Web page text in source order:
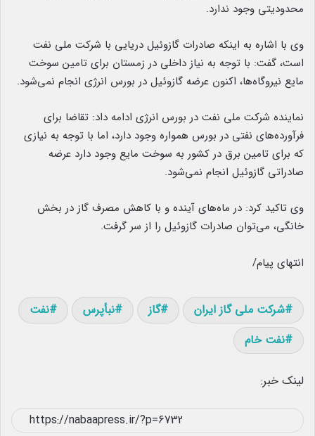
محدودیتی وجود ندارد.
وی با اشاره به اینکه صادرات گازوئیل دریایی با شرکت ملی نفت
است، گفت: با توجه به نیاز داخلی در زمستان برای تامین سوخت
مایع نیروگاه‌ها، اکنون عرضه گازوئیل در بورس انرژی انجام نمی‌شود.
نماینده شرکت ملی نفت در بورس انرژی ادامه داد: تقاضا برای
فرآورده‌های نفتی در بورس همواره وجود دارد، اما با توجه به نیازی
که برای تامین برق در کشور به سوخت مایع وجود دارد عرضه
صادراتی گازوئیل انجام نمی‌شود.
وی تاکید کرد: در ماه‌های آینده و با کاهش مصرف گاز در بخش
خانگی، می‌توان صادرات گازوئیل را از سر گرفت.
انتهای پیام/
شرکت ملی گاز ایران گاز نبأپرس
نفت
نفت خام
لینک خبر: